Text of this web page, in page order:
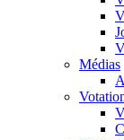
Médias